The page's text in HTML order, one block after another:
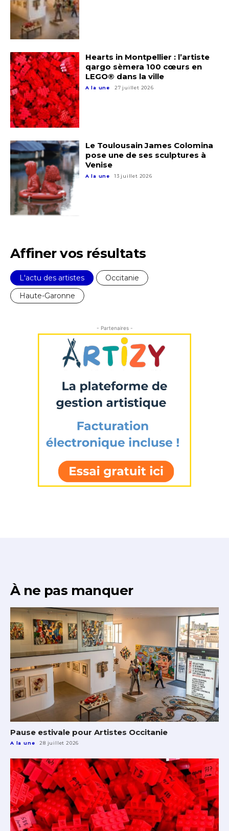
* Champ obligatoire
Statut / Organisation
J'accepte lestermes et conditions
* Champ obligatoire
Hearts in Montpellier : l’artiste
qargo sèmera 100 cœurs en
LEGO® dans la ville
A la une 27 juillet 2026
Le Toulousain James Colomina
pose une de ses sculptures à
Venise
A la une 13 juillet 2026
Affiner vos résultats
L'actu des artistes
Occitanie
Haute-Garonne
- Partenaires -
À ne pas manquer
Pause estivale pour Artistes Occitanie
A la une 28 juillet 2026